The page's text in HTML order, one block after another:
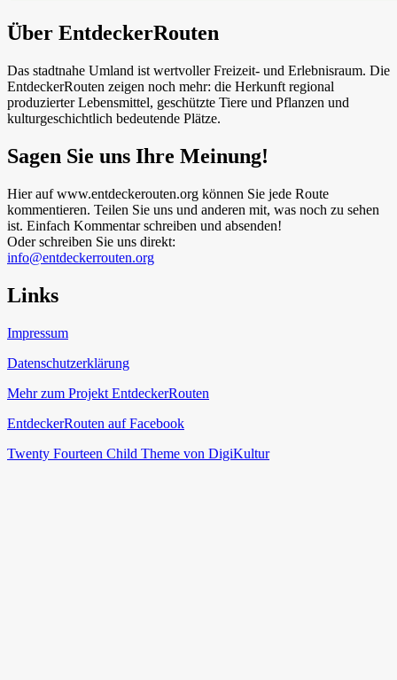
Über EntdeckerRouten
Das stadtnahe Umland ist wertvoller Freizeit- und Erlebnisraum. Die
EntdeckerRouten zeigen noch mehr: die Herkunft regional
produzierter Lebensmittel, geschützte Tiere und Pflanzen und
kulturgeschichtlich bedeutende Plätze.
Sagen Sie uns Ihre Meinung!
Hier auf www.entdeckerouten.org können Sie jede Route
kommentieren. Teilen Sie uns und anderen mit, was noch zu sehen
ist. Einfach Kommentar schreiben und absenden!
Oder schreiben Sie uns direkt:
info@entdeckerrouten.org
Links
Impressum
Datenschutzerklärung
Mehr zum Projekt EntdeckerRouten
EntdeckerRouten auf Facebook
Twenty Fourteen Child Theme von DigiKultur